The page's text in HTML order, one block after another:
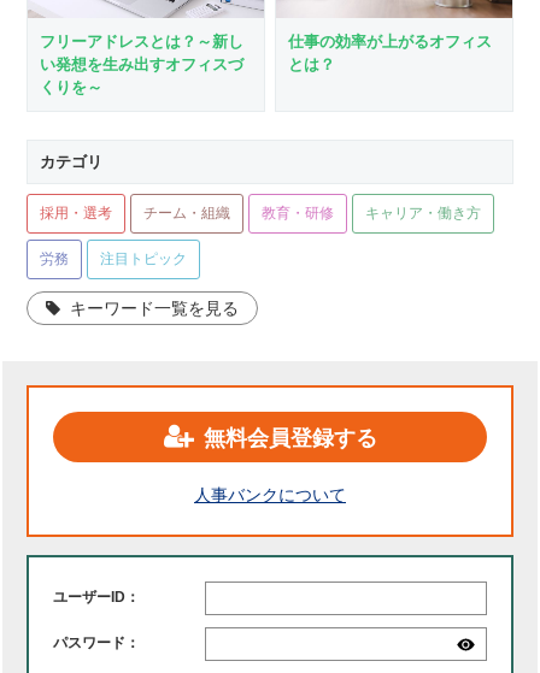
フリーアドレスとは？～新し
い発想を生み出すオフィスづ
くりを～
仕事の効率が上がるオフィス
とは？
カテゴリ
採用・選考 チーム・組織 教育・研修 キャリア・働き方
労務 注目トピック
キーワード一覧を見る
無料会員登録する
人事バンクについて
ユーザーID：
パスワード：